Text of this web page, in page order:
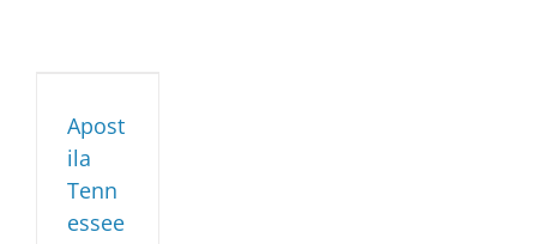
Apost
ila
Tenn
essee